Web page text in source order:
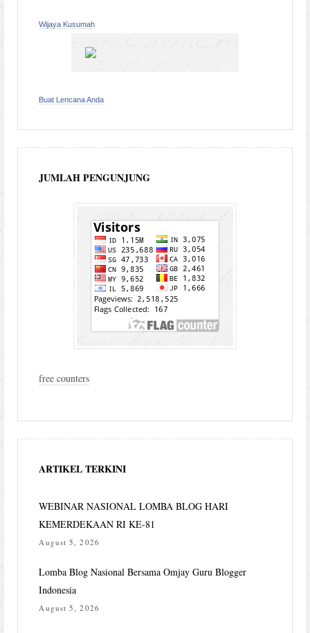
Wijaya Kusumah
Buat Lencana Anda
JUMLAH PENGUNJUNG
free counters
ARTIKEL TERKINI
WEBINAR NASIONAL LOMBA BLOG HARI
KEMERDEKAAN RI KE-81
August 5, 2026
Lomba Blog Nasional Bersama Omjay Guru Blogger
Indonesia
August 5, 2026